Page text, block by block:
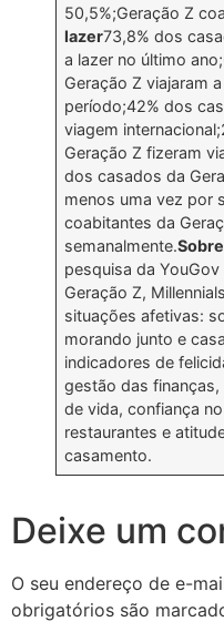
50,5%;Geração Z
lazer73,8% dos
a lazer no último
Geração Z viajaram
período;42% dos
viagem
Geração Z fizeram
dos casados da
menos uma vez por
coabitantes da
semanalmente.
pesquisa da
Geração Z,
situações afetivas:
morando junto e
indicadores de
gestão das
de vida, confiança
restaurantes e
casamento.
Deixe um
O seu endereço de e-
obrigatórios são